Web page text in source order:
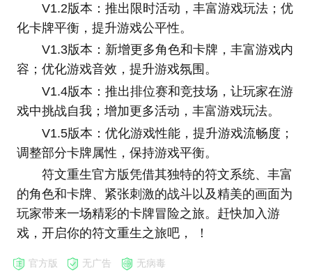
V1.2版本：推出限时活动，丰富游戏玩法；优
化卡牌平衡，提升游戏公平性。
V1.3版本：新增更多角色和卡牌，丰富游戏内
容；优化游戏音效，提升游戏氛围。
V1.4版本：推出排位赛和竞技场，让玩家在游
戏中挑战自我；增加更多活动，丰富游戏玩法。
V1.5版本：优化游戏性能，提升游戏流畅度；
调整部分卡牌属性，保持游戏平衡。
符文重生官方版凭借其独特的符文系统、丰富
的角色和卡牌、紧张刺激的战斗以及精美的画面为
玩家带来一场精彩的卡牌冒险之旅。赶快加入游
戏，开启你的符文重生之旅吧， ！
官方版 无广告 无病毒